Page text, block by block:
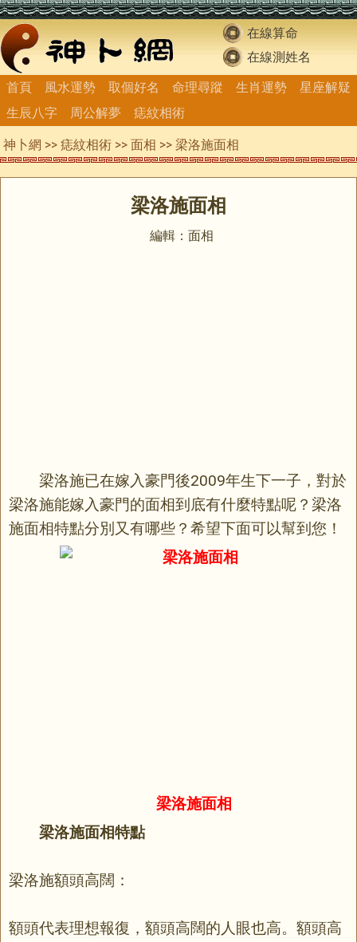
在線算命
在線測姓名
首頁
風水運勢 取個好名 命理尋蹤 生肖運勢
星座解疑
生辰八字
周公解夢 痣紋相術
神卜網 >> 痣紋相術 >> 面相 >> 梁洛施面相
梁洛施面相
編輯：面相
梁洛施已在嫁入豪門後2009年生下一子，對於
梁洛施能嫁入豪門的面相到底有什麼特點呢？梁洛
施面相特點分別又有哪些？希望下面可以幫到您！
梁洛施面相
梁洛施面相特點
梁洛施額頭高闊：
額頭代表理想報復，額頭高闊的人眼也高。額頭高